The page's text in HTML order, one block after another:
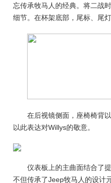
忘传承牧马人的经典。将二战
细节。在杯架底部，尾标、尾
在后视镜侧面，座椅椅背
以此表达对Willys的敬意。
仪表板上的主曲面结合了
不但传承了Jeep牧马人的设计